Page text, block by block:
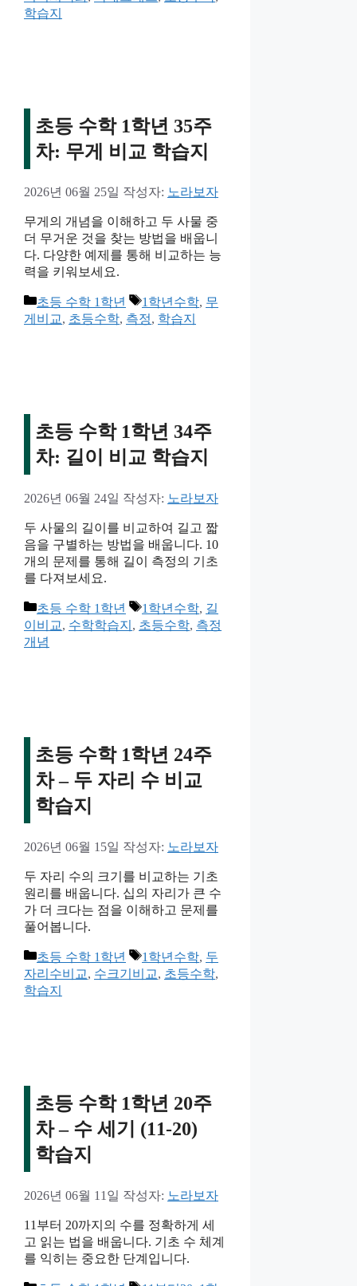
고
학습지
초등 수학 1학년 35주
차: 무게 비교 학습지
2026년 06월 25일 작성자: 노라보자
무게의 개념을 이해하고 두 사물 중
더 무거운 것을 찾는 방법을 배웁니
다. 다양한 예제를 통해 비교하는 능
력을 키워보세요.
카
테
초등 수학 1학년
태
그
1학년수학, 무
게비교, 초등수학, 측정, 학습지
초등 수학 1학년 34주
차: 길이 비교 학습지
2026년 06월 24일 작성자: 노라보자
두 사물의 길이를 비교하여 길고 짧
음을 구별하는 방법을 배웁니다. 10
개의 문제를 통해 길이 측정의 기초
를 다져보세요.
카
테
고
초등 수학 1학년
태
그
1학년수학, 길
이비교, 수학학습지 , 초등수학, 측정
개념
초등 수학 1학년 24주
차 – 두 자리 수 비교
학습지
2026년 06월 15일 작성자: 노라보자
두 자리 수의 크기를 비교하는 기초
원리를 배웁니다. 십의 자리가 큰 수
가 더 크다는 점을 이해하고 문제를
풀어봅니다.
카
테
고
초등 수학 1학년
태
그
1학년수학, 두
자리수비교, 수크기비교, 초등수학,
학습지
초등 수학 1학년 20주
차 – 수 세기 (11-20)
학습지
2026년 06월 11일 작성자: 노라보자
11부터 20까지의 수를 정확하게 세
고 읽는 법을 배웁니다. 기초 수 체계
를 익히는 중요한 단계입니다.